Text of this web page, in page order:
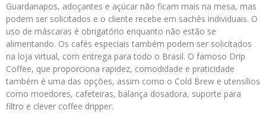
Guardanapos, adoçantes e açúcar não ficam mais na mesa, mas
podem ser solicitados e o cliente recebe em sachês individuais. O
uso de máscaras é obrigatório enquanto não estão se
alimentando. Os cafés especiais também podem ser solicitados
na loja virtual, com entrega para todo o Brasil. O famoso Drip
Coffee, que proporciona rapidez, comodidade e praticidade
também é uma das opções, assim como o Cold Brew e utensílios
como moedores, cafeteiras, balança dosadora, suporte para
filtro e clever coffee dripper.